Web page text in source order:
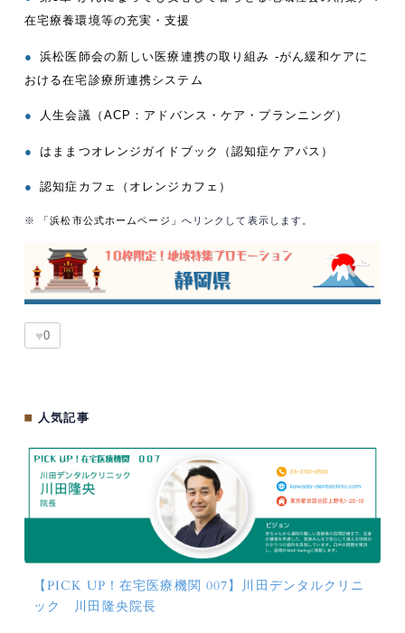
在宅療養環境等の充実・支援
●
浜松医師会の新しい医療連携の取り組み -がん緩和ケアに
おける在宅診療所連携システム
● 人生会議（ACP：アドバンス・ケア・プランニング）
● はままつオレンジガイドブック（認知症ケアパス）
● 認知症カフェ（オレンジカフェ）
※ 「浜松市公式ホームページ」 へリンクして表示します。
♥0
■ 人気記事
【PICK UP！在宅医療機関 007】川田デンタルクリニ
ック 川田隆央院長